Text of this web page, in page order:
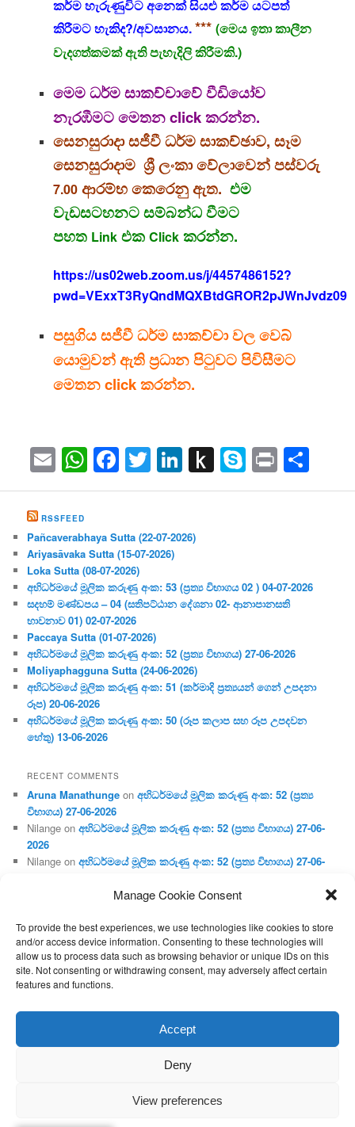
Manage Cookie Consent
To provide the best experiences, we use technologies like cookies to store
and/or access device information. Consenting to these technologies will
allow us to process data such as browsing behavior or unique IDs on this
site. Not consenting or withdrawing consent, may adversely affect certain
features and functions.
Accept
Deny
View preferences
කර්ම හැරුණුවිට අනෙක් සියළු කර්ම යටපත්
කිරීමට හැකිද?/අවසානය.*** (මෙය ඉතා කාලීන
වැදගත්කමක් ඇති පැහැදිලි කිරීමකි.)
මෙම ධර්ම සාකච්චාවේ වීඩියෝව
නැරඹීමට මෙතන click කරන්න.
සෙනසුරාදා සජීවී ධර්ම සාකච්ඡාව, සෑම
සෙනසුරාදාම ශ්‍රී ලංකා වේලාවෙන් පස්වරු
7.00ආරම්භ කෙරෙනු ඇත. එම
වැඩසටහනට සම්බන්ධ වීමට
පහත Linkඑක Clickකරන්න.
https://us02web.zoom.us/j/4457486152?
pwd=VExxT3RyQndMQXBtdGROR2pJWnJvdz09
පසුගිය සජීවී ධර්ම සාකච්චා වල වෙබ්
යොමුවන් ඇති ප්‍රධාන පිටුවට පිවිසීමට
මෙතන click කරන්න.
EmailWhatsApp
Facebook
Twitter
LinkedIn
Push
to
Skype
Print
RSSFEED
Pañcaverabhaya Sutta (22-07-2026)
Ariyasāvaka Sutta (15-07-2026)
Loka Sutta (08-07-2026)
අභිධර්මයේ මූලික කරුණු අංක: 53 (ප්‍ර‍ත්‍ය විභාගය 02 ) 04-07-2026
සදහම් මණ්ඩපය – 04 (සතිපට්ඨාන දේශනා 02- ආනාපානසති
භාවනාව 01) 02-07-2026
Paccaya Sutta (01-07-2026)
අභිධර්මයේ මූලික කරුණු අංක: 52 (ප්‍ර‍ත්‍ය විභාගය) 27-06-2026
Moliyaphagguna Sutta (24-06-2026)
අභිධර්මයේ මූලික කරුණු අංක: 51 (කර්මාදි ප්‍ර‍ත්‍යයන් ගෙන් උපදනා
රූප) 20-06-2026
අභිධර්මයේ මූලික කරුණු අංක: 50 (රූප කලාප සහ රූප උපදවන
හේතු) 13-06-2026
RECENT COMMENTS
Aruna Manathunge onඅභිධර්මයේ මූලික කරුණු අංක: 52 (ප්‍ර‍ත්‍ය
විභාගය) 27-06-2026
Nilange onඅභිධර්මයේ මූලික කරුණු අංක: 52 (ප්‍ර‍ත්‍ය විභාගය) 27-06-
2026
Nilange onඅභිධර්මයේ මූලික කරුණු අංක: 52 (ප්‍ර‍ත්‍ය විභාගය) 27-06-
Aruna Manathungeonඅභිධර්මයේ මූලික කරුණු අංක: 46 (හෘදය,
Gunaratneonඅභිධර්මයේ මූලික කරුණු අංක: 46 (හෘදය, ජීවිත,
ආහාර රූප) 02-05-2026
Proudly powered by WordPress